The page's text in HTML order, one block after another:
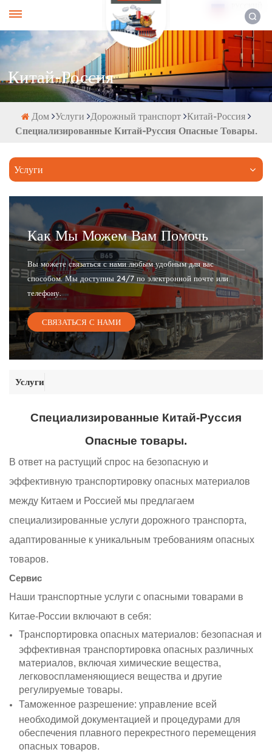
Китай-Россия
Дом Услуги Дорожный транспорт Китай-Россия
Специализированные Китай-Руссия Опасные Товары.
Услуги
Как Мы Можем Вам Помочь
Вы можете связаться с нами любым удобным для вас
способом. Мы доступны 24/7 по электронной почте или
телефону.
СВЯЗАТЬСЯ С НАМИ
Услуги
Специализированные Китай-Руссия
Опасные товары.
В ответ на растущий спрос на безопасную и
эффективную транспортировку опасных материалов
между Китаем и Россией мы предлагаем
специализированные услуги дорожного транспорта,
адаптированные к уникальным требованиям опасных
товаров.
Сервис
Наши транспортные услуги с опасными товарами в
Китае-России включают в себя:
Транспортировка опасных материалов: безопасная и
эффективная транспортировка опасных различных
материалов, включая химические вещества,
легковоспламеняющиеся вещества и другие
регулируемые товары.
Таможенное разрешение: управление всей
необходимой документацией и процедурами для
обеспечения плавного перекрестного перемещения
опасных товаров.